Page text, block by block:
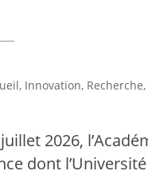
, Innovation, Recherche,
2026,
dont